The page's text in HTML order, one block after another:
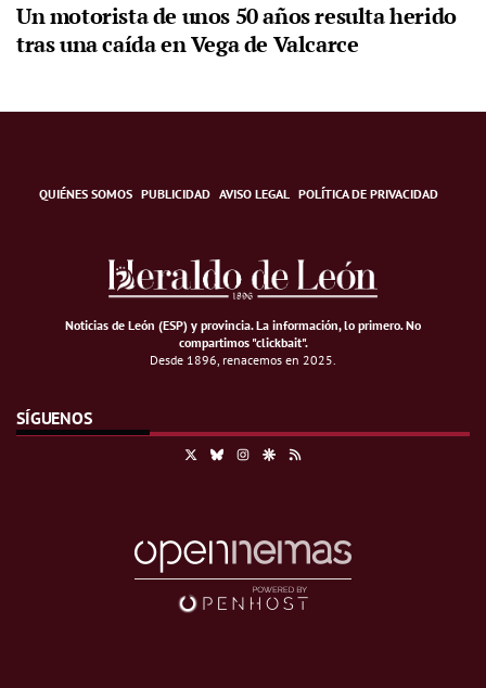
Un motorista de unos 50 años resulta herido
tras una caída en Vega de Valcarce
QUIÉNES SOMOS PUBLICIDAD AVISO LEGAL POLÍTICA DE PRIVACIDAD
Noticias de León (ESP) y provincia. La información, lo primero.No
compartimos "clickbait".
Desde 1896, renacemos en 2025.
SÍGUENOS
BlueskyInstagramGoogle Discover